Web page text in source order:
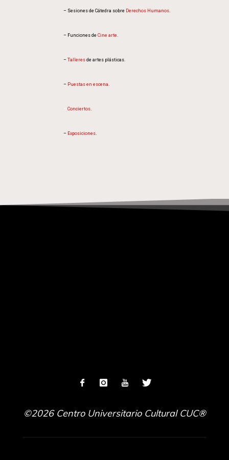
– Sesiones de Cátedra sobre Derechos Humanos
– Funciones de Cine arte
– Talleres de artes plásticas.
– Puestas en escena
Conciertos
– Exposiciones
©2026 Centro Universitario Cultural CUC®